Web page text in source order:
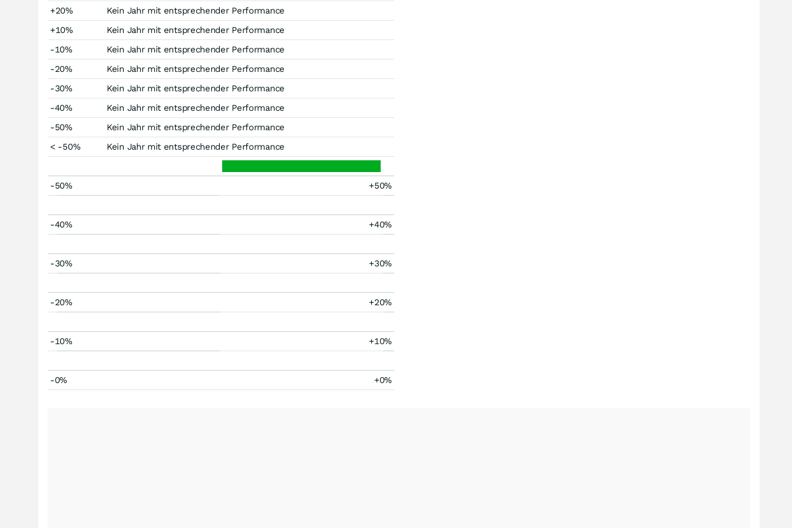
+20%
Kein Jahr mit entsprechender Performance
+10%
Kein Jahr mit entsprechender Performance
-10%
Kein Jahr mit entsprechender Performance
-20%
Kein Jahr mit entsprechender Performance
-30%
Kein Jahr mit entsprechender Performance
-40%
Kein Jahr mit entsprechender Performance
-50%
Kein Jahr mit entsprechender Performance
< -50%
Kein Jahr mit entsprechender Performance
-50% +50%
-40% +40%
-30% +30%
-20% +20%
-10% +10%
-0% +0%